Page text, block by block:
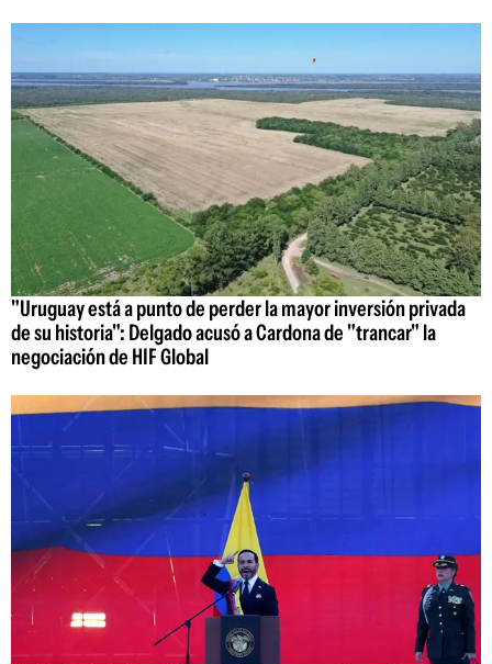
"Uruguay está a punto de perder la mayor inversión privada
de su historia": Delgado acusó a Cardona de "trancar" la
negociación de HIF Global